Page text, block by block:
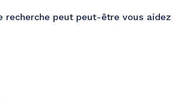
recherche peut peut-être vous aidez